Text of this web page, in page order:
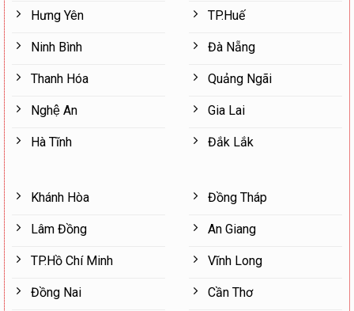
Hưng Yên
Ninh Bình
Thanh Hóa
Nghệ An
Hà Tĩnh
TP.Huế
Đà Nẵng
Quảng Ngãi
Gia Lai
Đắk Lắk
Khánh Hòa
Lâm Đồng
TP.Hồ Chí Minh
Đồng Nai
Đồng Tháp
An Giang
Vĩnh Long
Cần Thơ